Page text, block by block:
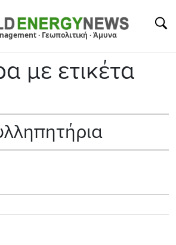
· Γεωπολιτική · Άμυνα
με ετικέτα